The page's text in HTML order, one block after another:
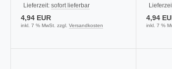
Lieferzeit: sofort lieferbar
4,94 EUR
inkl. 7 % MwSt. zzgl. Versandkosten
4,94
inkl. 7 %